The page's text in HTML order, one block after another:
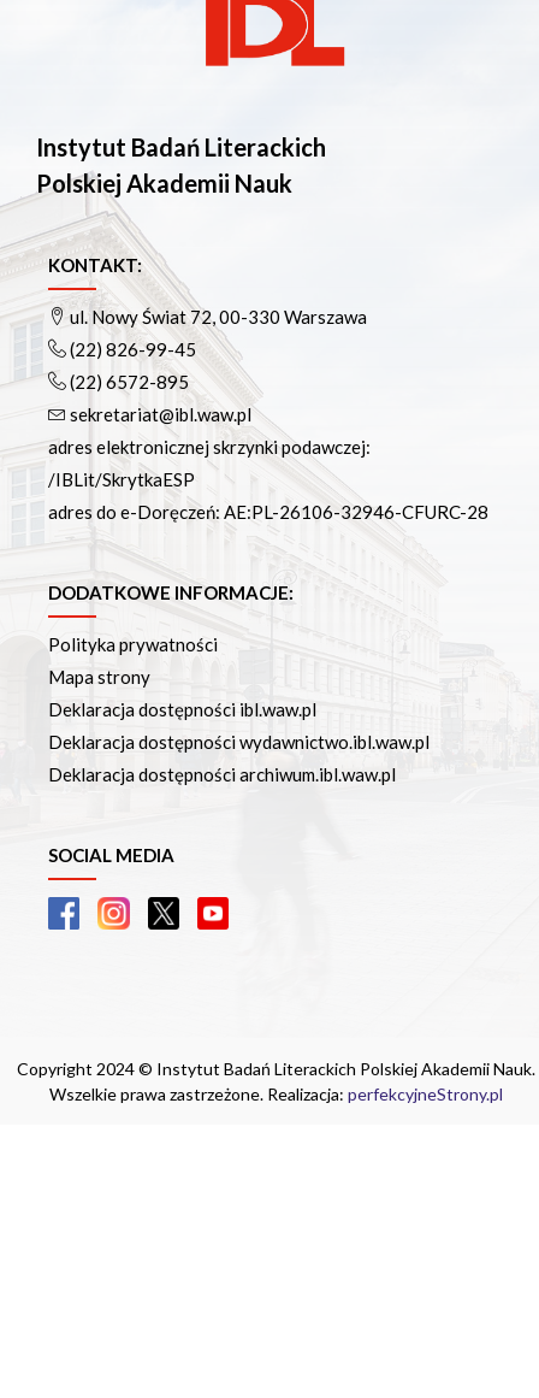
Instytut Badań Literackich
Polskiej Akademii Nauk
KONTAKT:
ul. Nowy Świat 72, 00-330 Warszawa
(22) 826-99-45
(22) 6572-895
sekretariat@ibl.waw.pl
adres elektronicznej skrzynki podawczej:
/IBLit/SkrytkaESP
adres do e-Doręczeń: AE:PL-26106-32946-CFURC-28
DODATKOWE INFORMACJE:
Polityka prywatności
Mapa strony
Deklaracja dostępności ibl.waw.pl
Deklaracja dostępności wydawnictwo.ibl.waw.pl
Deklaracja dostępności archiwum.ibl.waw.pl
SOCIAL MEDIA
Copyright 2024 © Instytut Badań Literackich Polskiej Akademii Nauk.
Wszelkie prawa zastrzeżone. Realizacja: perfekcyjneStrony.pl